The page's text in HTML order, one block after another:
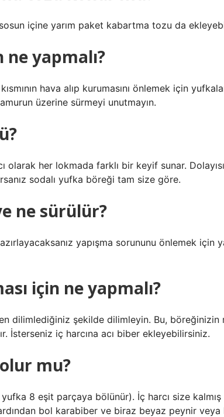
içine yarım paket kabartma tozu da
yapmalı?
hava alıp kurumasını önlemek için
üzerine sürmeyi unutmayın.
olarak her lokmada farklı bir keyif sunar.
sodalı yufka böreği tam size göre.
ne sürülür?
yapışma sorununu önlemek için
için ne yapmalı?
dilimlediğiniz şekilde dilimleyin. Bu, böreğinizin
İsterseniz iç harcına acı biber ekleyebilirsiniz.
mu?
8 eşit parçaya bölünür). İç harcı size kalmış
bol karabiber ve biraz beyaz peynir veya